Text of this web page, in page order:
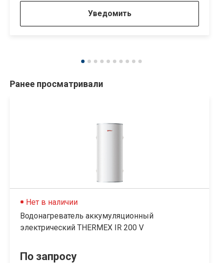
Уведомить
Ранее просматривали
Нет в наличии
Водонагреватель аккумуляционный
электрический THERMEX IR 200 V
По запросу